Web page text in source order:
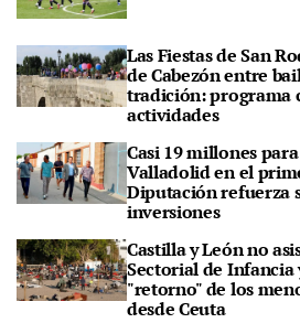
Las Fiestas de San
de Cabezón entre
tradición: programa
actividades
Casi 19 millones
Valladolid en el
Diputación refuerza
inversiones
Castilla y León no
Sectorial de Infancia
"retorno" de los
desde Ceuta